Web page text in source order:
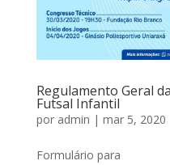
Regulamento Geral
Futsal Infantil
por admin | mar 5, 2020
Formulário para